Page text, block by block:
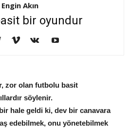
Engin Akın
bir oyundur
zor olan futbolu basit
söylenir.
hale geldi ki, dev bir canavara
edebilmek, onu yönetebilmek